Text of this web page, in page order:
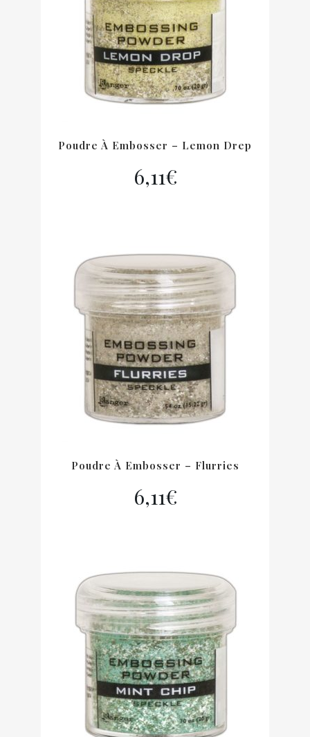
Poudre À Embosser – Lemon Drep
6,11€
Poudre À Embosser – Flurries
6,11€